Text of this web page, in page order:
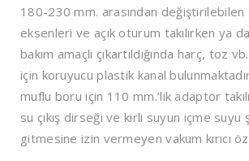
180-230 mm. arasından değiştirilebilen
eksenleri ve açık oturum takılırken ya
bakım amaçlı çıkartıldığında harç, toz
için koruyucu plastik kanal
muflu boru için 110 mm.’lik adaptör
su çıkış dirseği ve kirli suyun içme
gitmesine izin vermeyen vakum kırıcı